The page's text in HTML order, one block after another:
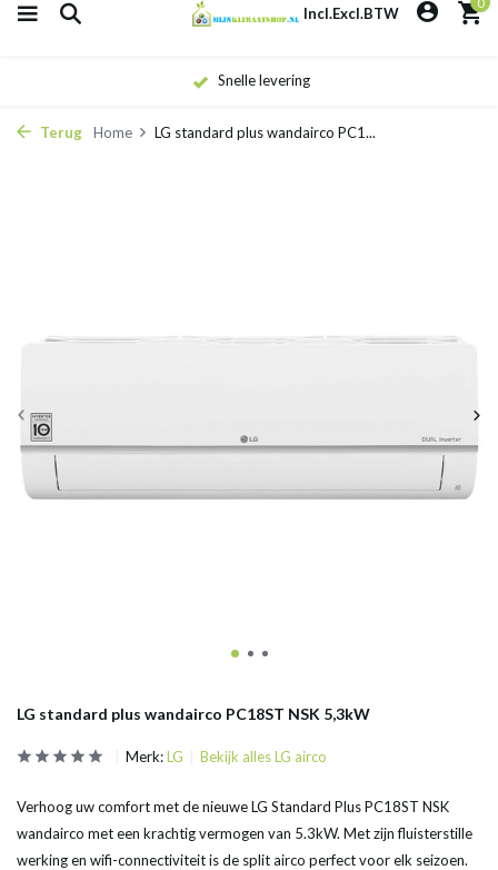
Incl.Excl.BTW
Snelle levering
Terug Home LG standard plus wandairco PC1...
LG standard plus wandairco PC18ST NSK 5,3kW
Merk:LG Bekijk alles LG airco
Verhoog uw comfort met de nieuwe LG Standard Plus PC18ST NSK
wandairco met een krachtig vermogen van 5.3kW. Met zijn fluisterstille
werking en wifi-connectiviteit is de split airco perfect voor elk seizoen.